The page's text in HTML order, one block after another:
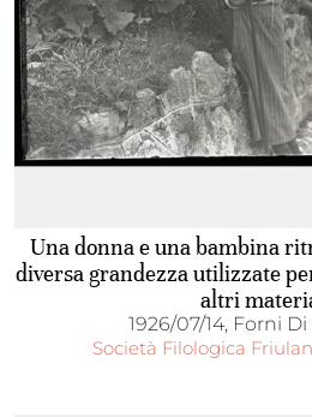
Una donna e una bambina
diversa grandezza utilizzate
altri
1926/07/14, Forni
Società Filologica